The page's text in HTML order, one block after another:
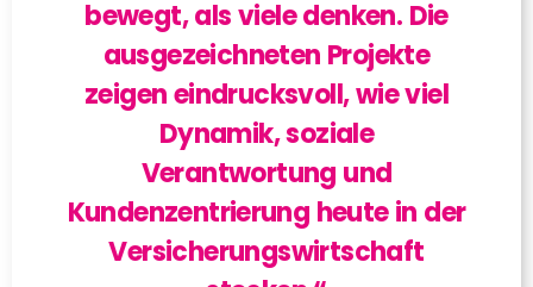
bewegt, als viele denken. Die
ausgezeichneten Projekte
zeigen eindrucksvoll, wie viel
Dynamik, soziale
Verantwortung und
Kundenzentrierung heute in der
Versicherungswirtschaft